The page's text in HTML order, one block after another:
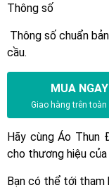
Thông số
Thông số chuẩn
cầu.
MUA NGAY
Giao hàng trên toàn
Hãy cùng Áo Thun
cho thương hiệu của
Bạn có thể tới tham